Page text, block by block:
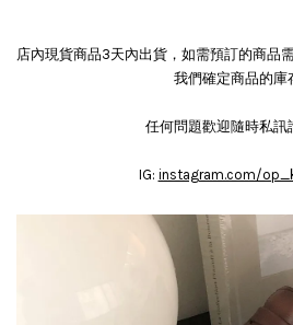
店內現貨商品3天內出貨，如需預訂的商品
我們確定商品的庫
任何問題歡迎隨時私訊
IG: instagram.com/